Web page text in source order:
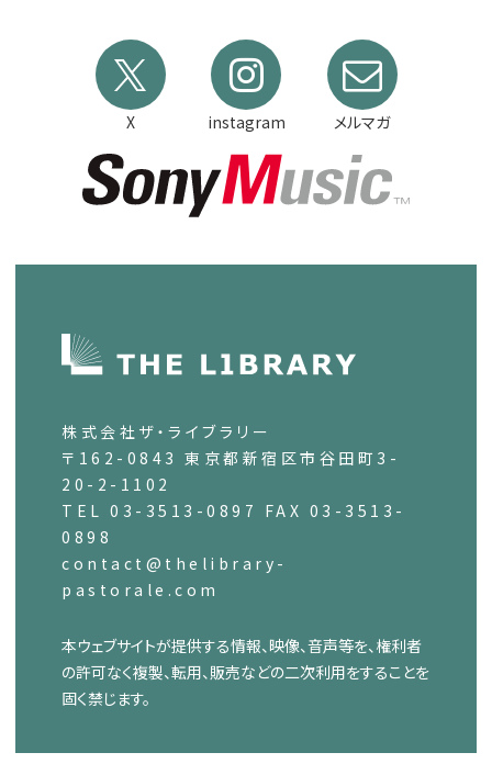
X instagram メルマガ
株式会社ザ・ライブラリー
〒162-0843 東京都新宿区市谷田町3-
20-2-1102
TEL 03-3513-0897 FAX 03-3513-
0898
contact@thelibrary-
pastorale.com
本ウェブサイトが提供する情報、映像、音声等を、権利者
の許可なく複製、転用、販売などの二次利用をすることを
固く禁じます。